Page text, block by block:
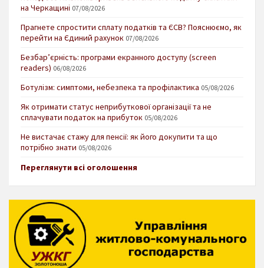
на Черкащині 07/08/2026
Прагнете спростити сплату податків та ЄСВ? Пояснюємо, як
перейти на Єдиний рахунок 07/08/2026
Безбар’єрність: програми екранного доступу (screen
readers) 06/08/2026
Ботулізм: симптоми, небезпека та профілактика 05/08/2026
Як отримати статус неприбуткової організації та не
сплачувати податок на прибуток 05/08/2026
Не вистачає стажу для пенсії: як його докупити та що
потрібно знати 05/08/2026
Переглянути всі оголошення